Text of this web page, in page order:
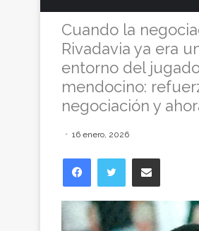
Cuando la
Rivadavia ya era
entorno del
mendocino:
negociación y
16 enero, 2026
Facebook